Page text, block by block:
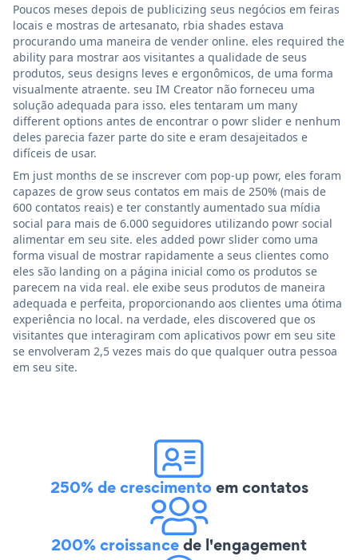
Poucos meses depois de publicizing seus negócios em feiras
locais e mostras de artesanato, rbia shades estava
procurando uma maneira de vender online. eles required the
ability para mostrar aos visitantes a qualidade de seus
produtos, seus designs leves e ergonômicos, de uma forma
visualmente atraente. seu IM Creator não forneceu uma
solução adequada para isso. eles tentaram um many
different options antes de encontrar o powr slider e nenhum
deles parecia fazer parte do site e eram desajeitados e
difíceis de usar.
Em just months de se inscrever com pop-up powr, eles foram
capazes de grow seus contatos em mais de 250% (mais de
600 contatos reais) e ter constantly aumentado sua mídia
social para mais de 6.000 seguidores utilizando powr social
alimentar em seu site. eles added powr slider como uma
forma visual de mostrar rapidamente a seus clientes como
eles são landing on a página inicial como os produtos se
parecem na vida real. ele exibe seus produtos de maneira
adequada e perfeita, proporcionando aos clientes uma ótima
experiência no local. na verdade, eles discovered que os
visitantes que interagiram com aplicativos powr em seu site
se envolveram 2,5 vezes mais do que qualquer outra pessoa
em seu site.
250% de crescimentoem contatos
200% croissancede l'engagement